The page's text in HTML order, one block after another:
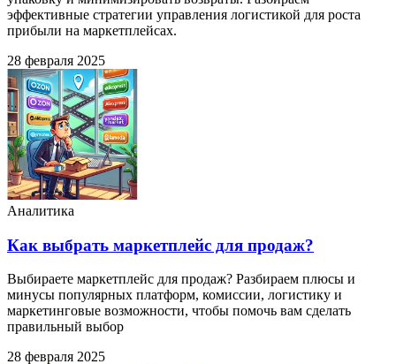
эффективные стратегии управления логистикой для роста
прибыли на маркетплейсах.
28 февраля 2025
Аналитика
Как выбрать маркетплейс для продаж?
Выбираете маркетплейс для продаж? Разбираем плюсы и
минусы популярных платформ, комиссии, логистику и
маркетинговые возможности, чтобы помочь вам сделать
правильный выбор
28 февраля 2025